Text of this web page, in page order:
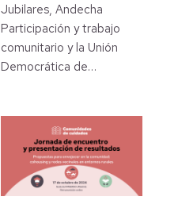
Jubilares, Andecha
Participación y trabajo
comunitario y la Unión
Democrática de…